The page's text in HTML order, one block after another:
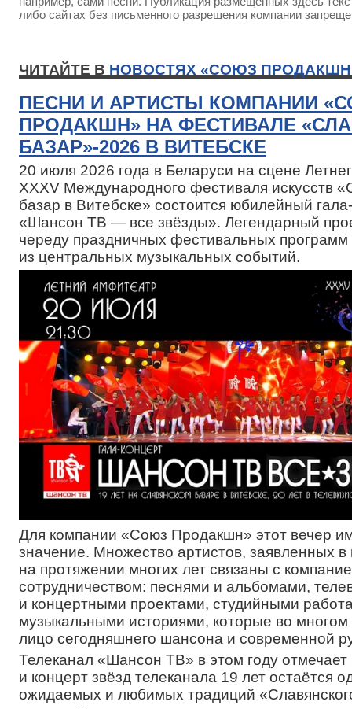
либо сайтах без письменного разрешения компании
ЧИТАЙТЕ В НОВОСТЯХ «СОЮЗ
ПЕСНИ И АРТИСТЫ КОМПАНИИ
ПРОДАКШН» НА ФЕСТИВАЛЕ
БАЗАР»-2026 В ВИТЕБСКЕ
20 июля 2026 года в Беларуси на сцене
XXXV Международного фестиваля искусств
базар в Витебске» состоится юбилейный
«Шансон ТВ — все звёзды». Легендарный
череду праздничных фестивальных программ
из центральных музыкальных событий.
Для компании «Союз Продакшн» этот вечер
значение. Множество артистов, заявленных в
на протяжении многих лет связаны с
сотрудничеством: песнями и альбомами,
и концертными проектами, студийными
музыкальными историями, которые во
лицо сегодняшнего шансона и современной
Телеканал «Шансон ТВ» в этом году отмечает
и концерт звёзд телеканала 19 лет остаётся
ожидаемых и любимых традиций